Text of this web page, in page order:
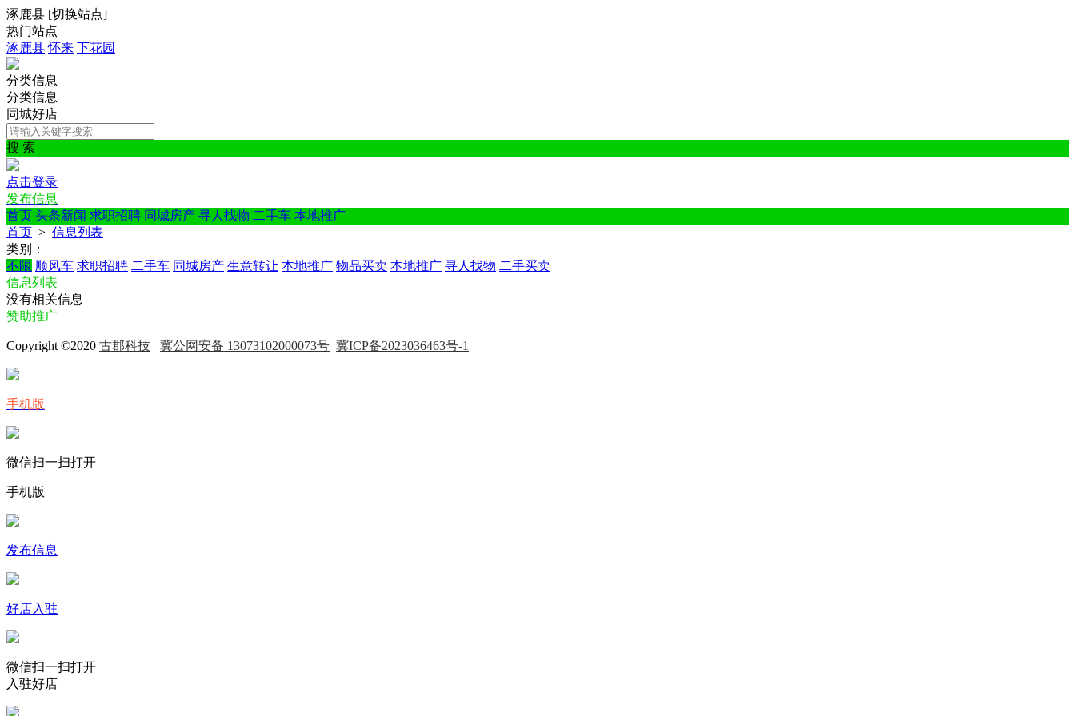
涿鹿县 [切换站点]
热门站点
涿鹿县 怀来 下花园
分类信息
分类信息
同城好店
搜 索
点击登录
发布信息
首页 头条新闻 求职招聘 同城房产 寻人找物 二手车 本地推广
首页 > 信息列表
类别：
不限 顺风车 求职招聘 二手车 同城房产 生意转让 本地推广 物品买卖 本地推广 寻人找物 二手买卖
信息列表
没有相关信息
赞助推广
Copyright ©2020 古郡科技 冀公网安备 13073102000073号 冀ICP备2023036463号-1
手机版
微信扫一扫打开
手机版
发布信息
好店入驻
微信扫一扫打开
入驻好店